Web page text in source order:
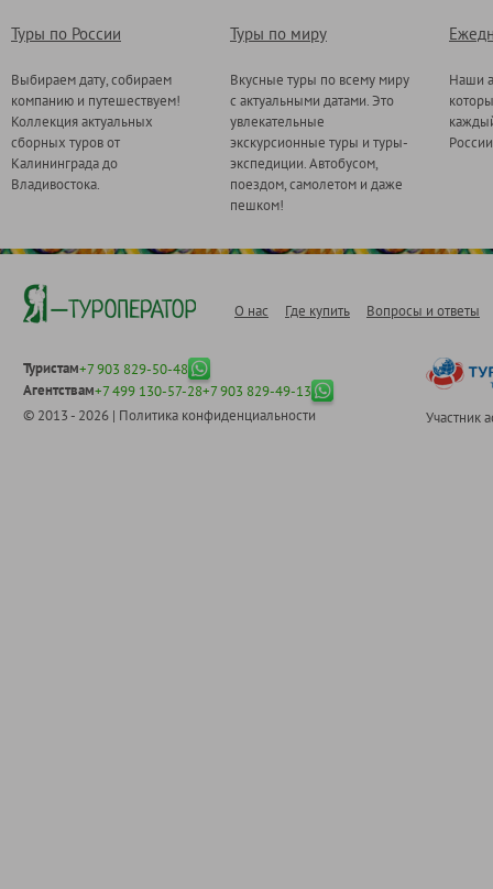
Туры по России
Выбираем дату, собираем
компанию и путешествуем!
Коллекция актуальных
сборных туров от
Калининграда до
Владивостока.
Туры по миру
Вкусные туры по всему миру
с актуальными датами. Это
увлекательные
экскурсионные туры и туры-
экспедиции. Автобусом,
поездом, самолетом и даже
пешком!
Наши
О нас Где купить Вопросы и ответы
Туристам+7 903 829-50-48
Агентствам+7 499 130-57-28+7 903 829-49-13
© 2013 - 2026 | Политика конфиденциальности Участник